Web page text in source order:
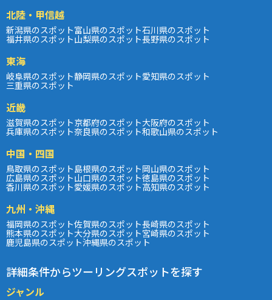
北陸・甲信越
新潟県のスポット富山県のスポット石川県のスポット
福井県のスポット山梨県のスポット長野県のスポット
東海
岐阜県のスポット静岡県のスポット愛知県のスポット
三重県のスポット
近畿
滋賀県のスポット京都府のスポット大阪府のスポット
兵庫県のスポット奈良県のスポット和歌山県のスポット
中国・四国
鳥取県のスポット島根県のスポット岡山県のスポット
広島県のスポット山口県のスポット徳島県のスポット
香川県のスポット愛媛県のスポット高知県のスポット
九州・沖縄
福岡県のスポット佐賀県のスポット長崎県のスポット
熊本県のスポット大分県のスポット宮崎県のスポット
鹿児島県のスポット沖縄県のスポット
詳細条件からツーリングスポットを探す
ジャンル